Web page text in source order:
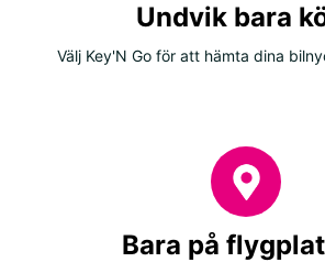
Undvik bara
Välj Key'N Go för att hämta dina
Bara på